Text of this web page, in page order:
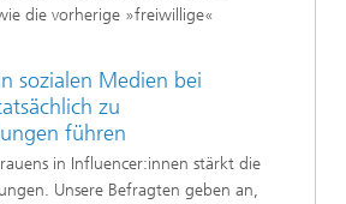
die vorherige »freiwillige«
sozialen Medien bei
zu
führen
in Influencer:innen stärkt die
Unsere Befragten geben an,